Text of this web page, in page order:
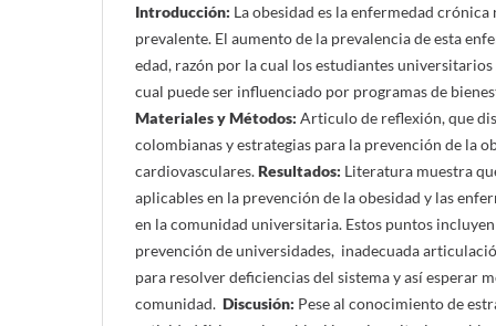
Introducción: La obesidad es la enfermedad
prevalente. El aumento de la prevalencia de esta
edad, razón por la cual los estudiantes
cual puede ser influenciado por programas de
Materiales y Métodos: Articulo de reflexión, que
colombianas y estrategias para la prevención de la
cardiovasculares.Resultados: Literatura muestra
aplicables en la prevención de la obesidad y las
en la comunidad universitaria. Estos puntos
prevención de universidades, inadecuada
para resolver deficiencias del sistema y así esperar
comunidad. Discusión: Pese al conocimiento de